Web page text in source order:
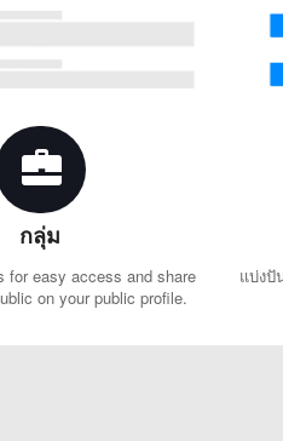
กลุ่ม
for easy access and share
on your public profile.
แบ่งปั